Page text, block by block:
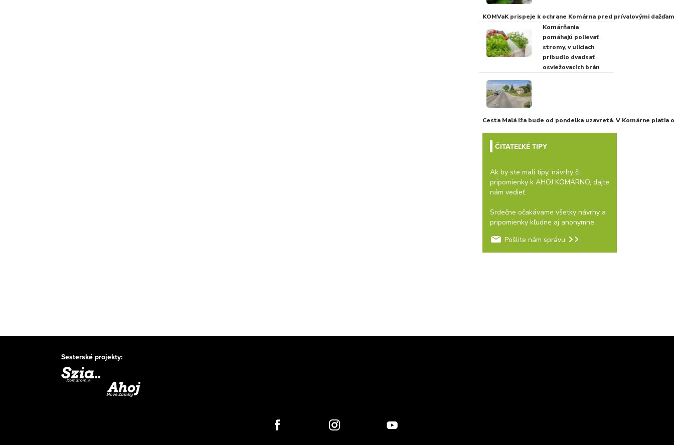
KOMVaK prispeje k ochrane Komárna pred prívalovými
Komárňania
pomáhajú polievať
stromy, v uliciach
pribudlo dvadsať
osviežovacích brán
Cesta Malá Iža bude od pondelka uzavretá. V Komárne platia
ČITATEĽKÉ TIPY
Ak by ste mali tipy, návrhy či
pripomienky k AHOJ KOMÁRNO, dajte
nám vedieť.
Srdečne očakávame všetky návrhy a
pripomienky kľudne aj anonymne.
Pošlite nám správu
Sesterské projekty: